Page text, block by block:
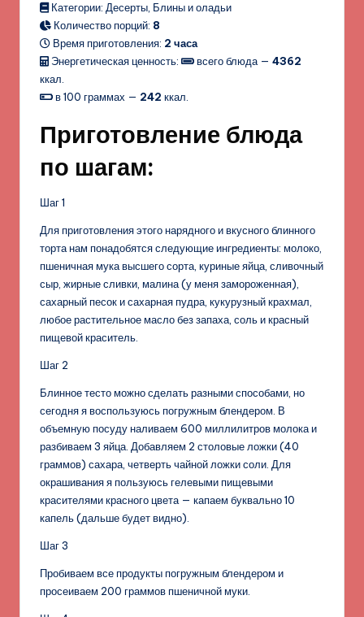
Категории: Десерты, Блины и оладьи
Количество порций: 8
Время приготовления: 2 часа
Энергетическая ценность:
всего блюда — 4362
ккал.
в 100 граммах — 242 ккал.
Приготовление блюда
по шагам:
Шаг 1
Для приготовления этого нарядного и вкусного блинного
торта нам понадобятся следующие ингредиенты: молоко,
пшеничная мука высшего сорта, куриные яйца, сливочный
сыр, жирные сливки, малина (у меня замороженная),
сахарный песок и сахарная пудра, кукурузный крахмал,
любое растительное масло без запаха, соль и красный
пищевой краситель.
Шаг 2
Блинное тесто можно сделать разными способами, но
сегодня я воспользуюсь погружным блендером. В
объемную посуду наливаем 600 миллилитров молока и
разбиваем 3 яйца. Добавляем 2 столовые ложки (40
граммов) сахара, четверть чайной ложки соли. Для
окрашивания я пользуюсь гелевыми пищевыми
красителями красного цвета — капаем буквально 10
капель (дальше будет видно).
Шаг 3
Пробиваем все продукты погружным блендером и
просеиваем 200 граммов пшеничной муки.